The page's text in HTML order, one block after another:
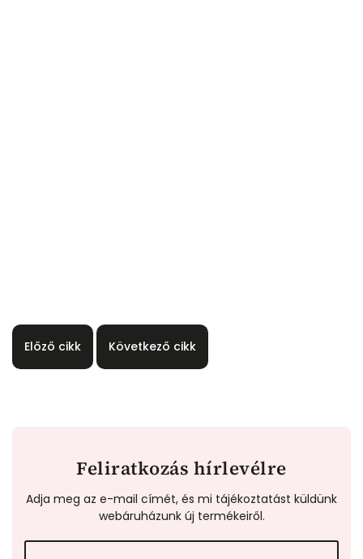
Előző cikk Következő cikk
Feliratkozás hírlevélre
Adja meg az e-mail címét, és mi tájékoztatást küldünk
webáruházunk új termékeiről.